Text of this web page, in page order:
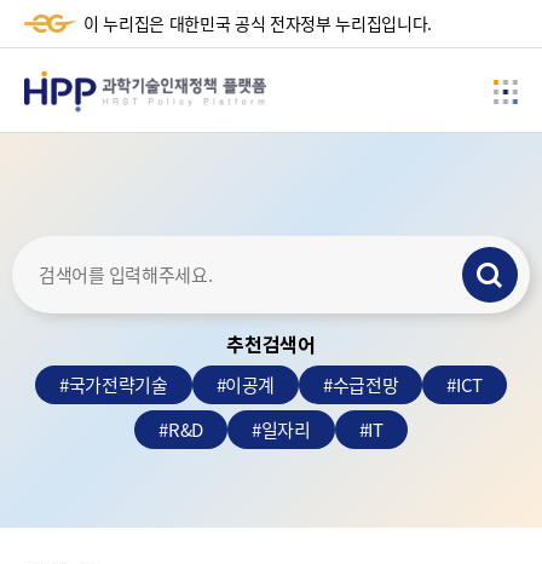
이 누리집은 대한민국 공식 전자정부 누리집입니다.
HPP
과
인
정
사
이
검
색
기
추천검색어
#국가전략기술 #이공계 #수급전망 #ICT
#R&D #일자리 #IT